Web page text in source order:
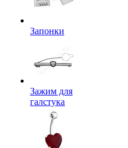
Запонки
Зажим для
галстука